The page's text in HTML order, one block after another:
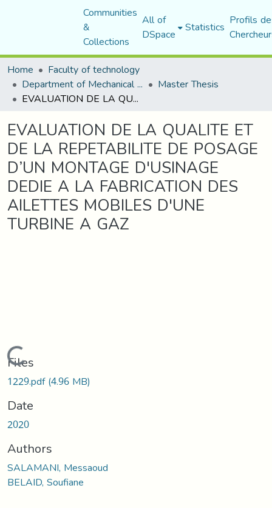
Communities
&
Collections
All of
DSpace Statistics Profils
Home
Faculty of technology
Department of Mechanical Engineering Master Thesis
EVALUATION DE LA QUALITE ET DE LA REPETABILITE DE POSAGE D’UN MONTAGE D'USINAGE DEDIE A LA FABRICATION DES AILETTES MOBILES D'UNE TURBINE A GAZ
EVALUATION DE LA QUALITE ET
DE LA REPETABILITE DE POSAGE
D’UN MONTAGE D'USINAGE
DEDIE A LA FABRICATION DES
AILETTES MOBILES D'UNE
TURBINE A GAZ
Loading...
Files
1229.pdf(4.96 MB)
Date
2020
Authors
SALAMANI, Messaoud
BELAID, Soufiane